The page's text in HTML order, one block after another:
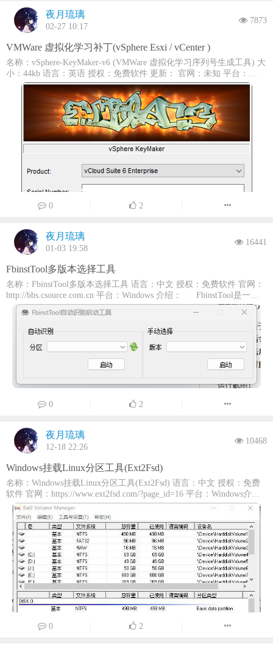
App_4.2.2.0_language-zh-hant.msix App_4.2.2.0_x64.msix
Calculator_10.2103.8.0_language-zh-hans.appx
Calculator_10.2103.8.0_language-zh-hant.appx
Calculator_10.2103.8.0_x64.appx CameraApp_2022.2201.4.0_language-
zh-hans.msix CameraApp_2022.2201.4.0_language-zh-hant.msix
CameraApp_2022.2201.4.0_x64.msix
CascadiaPackage_1.12.10983.0_x64.msix
Clipchamp.Clipchamp_yxz26nhyzhsrt.msixbundle
CortanaApp.View_3.2204.14815.0_x64_Production.msix
ExcelTeam.language-zh-cn.appx ExcelTeam.language-zh-tw.appx
ExcelTeam_x64.appx FeedbackHub_1.2201.61.0_language-zh-hans.msix
FeedbackHub_1.2201.61.0_language-zh-hant.msix
FeedbackHub_1.2201.61.0_x64.msix GameBar_1.47.2385.0_x64.appx
GameBar_2.622.3232.0_language-zh-hans.appx
GameBar_2.622.3232.0_language-zh-hant.appx
zh-hans.appx GetHelpApp_10.2201.421.0_language-zh-hant.appx
GetHelpApp_10.2201.421.0_x64.appx GetStarted_10.2204.1.0_language-
zh-hans.msix GetStarted_10.2204.1.0_language-zh-hant.msix
hans.msix MapsStub_1.0.39.0_language-zh-hant.msix
Microsoft.NET.Native.Framework.x64.1.3.appx
Microsoft.NET.Native.Framework.x64.1.7.appx
Microsoft.NET.Native.Framework.x64.2.2.appx
Microsoft.SecHealthUI_8wekyb3d8bbwe.appx
Microsoft.SkypeApp_kzf8qxf38zg5c.appxbundle
Microsoft.UI.Xaml.x64.2.1.appx Microsoft.UI.Xaml.x64.2.3.appx
Microsoft.UI.Xaml.x64.2.4.appx Microsoft.UI.Xaml.x64.2.7.appx
Microsoft.VCLibs.x64.14.00.Desktop.appx
Microsoft.VP9VideoExtensions_8wekyb3d8bbwe.x64.appx
Microsoft.WebMediaExtensions_1.0.42192.0_language-zh-hant.appx
Microsoft.WebMediaExtensions_1.0.42192.0_x64.appx
MicrosoftWindows.Client.WebExperience_x64.appx
NewsStub_1.0.1.0_language-zh-hans.msix NewsStub_1.0.1.0_language-zh-
hant.msix News_4.55.40581.0_language-zh-hans.msix
News_4.55.40581.0_language-zh-hant.msix News_4.55.40581.0_x64.msix
NotepadApp_11.2112.32.0_language-zh-hans.msix
NotepadApp_11.2112.32.0_language-zh-hant.msix
NotepadApp_11.2112.32.0_x64.msix
OfficeApp_18.2204.1141.0_language-zh-hant.appx
OfficeApp_18.2204.1141.0_x64.appx onedrive_19.23.11.0_language-zh-
hans.appx onedrive_19.23.11.0_language-zh-hant.appx
outlookim.language-zh-cn.appx outlookim.language-zh-tw.appx
outlookim_x64.appx Paint_11.2201.22.0_language-zh-hans.msix
Paint_11.2201.22.0_language-zh-hant.msix Paint_11.2201.22.0_x64.msix
PeopleApp_language-zh-hans.appx PeopleApp_language-zh-hant.appx
PeopleApp_x64.appx PowerAutomateDesktop-10.0.3735.0-x64.msix
PowerAutomateDesktopStubPackage_1.0.219.0_language-zh-hans.msix
PowerAutomateDesktopStubPackage_1.0.219.0_language-zh-hant.msix
pptTeam.language-zh-cn.appx pptTeam.language-zh-tw.appx
pptTeam_x64.appx PurchaseApp_12008.1001.1.0_language-zh-hans.appx
PurchaseApp_12008.1001.1.0_language-zh-hant.appx
PurchaseApp_12008.1001.1.0_x64.appx
ScreenSketch_11.2201.12.0_language-zh-hans.msix
ScreenSketch_11.2201.12.0_language-zh-hant.msix
ScreenSketch_11.2201.12.0_x64.msix
SolitaireCollectionStub_4.12.3170.0_x64.msix
Solitaire_4.12.3171.0_language-zh-hans.msix
Solitaire_4.12.3171.0_language-zh-hant.msix
的版本VCE Designer Demo均存在暗桩问题(也即是创建试题后，超过5
个以上的题目保存以后，再次打开(无论是VCE Player Demo还是VCE
Designer Demo)均会提示下列错误)，故而更换成较为稳定的1.0.2的版
句及内容可能翻译并不恰当，如果您有更好的也欢迎提供给我们
下载地址：vce_setup 学习补丁 汉化补丁相关阅读：如何切换中文
（2楼） / 如何使用VCE Designer Demo制作题库（3楼）
夜月琉璃
02-27 10:17
7873
VMWare 虚拟化学习补丁(vSphere Esxi / vCenter )
名称：vSphere-KeyMaker-v6 (VMWare 虚拟化学习序列号生成工具) 大
小：44kb 语言：英语 授权：免费软件 更新： 官网：未知 平台：
Windows介绍： 没有更多介绍截图： 下载地址：点击下载
0 2
夜月琉璃
01-03 19:58
16441
FbinstTool多版本选择工具
名称：FbinstTool多版本选择工具 语言：中文 授权：免费软件 官网：
http://bbs.csource.com.cn 平台：Windows 介绍： FbinstTool是一款
可以方便制作可启动U盘的软件，可以用来制作winpe，做GHO还原系
统的U盘启动引导工具。FbinstTool的特点是安全，不像量产那样危
险，还要找各种各样的量产工具。FbinstTool通过产生一个隐藏的分区
来保存文件，只读，兼容性好，对于老机器不能用量产U盘启动的也
能支持一部分。维护方便，可以对隐藏区域进行文件管理。我们知道
目前有1.6、1.7，有时候需要准备两个版本总觉得很不方便，那么有了
该软件你从此不需考虑那么多，软件集成1.5、1.6、1.7三大版本，支
持自动识别U盘已初始化版本自动识别程序执行逻辑：程序识别基于
文件作用主要是检查当前是否有使用FB格式化的磁盘，执行完成后会
成后会在自动识别的区域内显示出对应分区，如果有设备，则点击启
动时程序会通过读取分区的512字节寻找对应关键值，FB1.6的关键值
为{01,06,03}，FB1.7的关键值为{01,07,04}，并根据关键值来启动对
击访问2023年01月08日更新：原程序基于易语言开发，新版已移植到
火山编程，针对旧版被误报进行了优化
0 2
夜月琉璃
12-18 22:26
10468
Windows挂载Linux分区工具(Ext2Fsd)
名称：Windows挂载Linux分区工具(Ext2Fsd) 语言：中文 授权：免费
软件 官网：https://www.ext2fsd.com/?page_id=16 平台：Windows介
绍： Ext2Fsd是一个非常经典的Windows挂载linux分区工具，开源且免
费，能够是实现在Windows操作系统下挂载Linux系统的ext2、ext3和
ext4分区，并可以像在Windows磁盘一样在Linux分区中读写数据，该
软件支持简体中文，对于国内用户来说非常友好。如何读取linux分
区：Linux分区加载后会映射为普通的Windows驱动器，读写数据就跟
普通的windows分区一样。运行截图：下载地址：点击下载
0 2